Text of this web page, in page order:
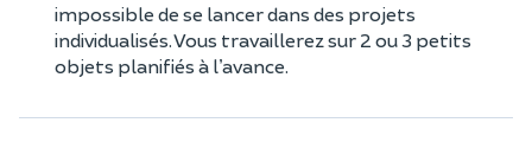
impossible de se lancer dans des projets
individualisés. Vous travaillerez sur 2 ou 3 petits
objets planifiés à l’avance.